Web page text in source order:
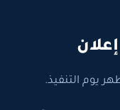
التنفيذ.